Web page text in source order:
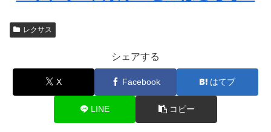
レクサス
シェアする
X Facebook はてブ
LINE コピー